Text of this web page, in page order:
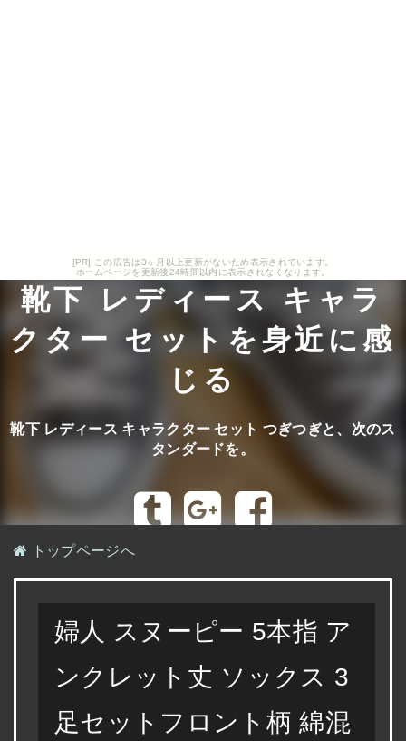
[PR] この広告は3ヶ月以上更新がないため表示されています。
ホームページを更新後24時間以内に表示されなくなります。
靴下 レディース キャラ
クター セットを身近に感
じる
靴下 レディース キャラクター セット つぎつぎと、次のス
タンダードを。
トップページへ
婦人 スヌーピー 5本指 ア
ンクレット丈 ソックス 3
足セットフロント柄 綿混